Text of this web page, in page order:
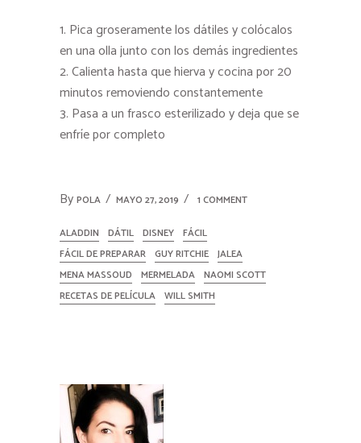
Pica groseramente los dátiles y colócalos
en una olla junto con los demás ingredientes
Calienta hasta que hierva y cocina por 20
minutos removiendo constantemente
Pasa a un frasco esterilizado y deja que se
enfríe por completo
By POLA MAYO 27, 2019 1 COMMENT
ALADDIN DÁTIL DISNEY FÁCIL
FÁCIL DE PREPARAR GUY RITCHIE JALEA
MENA MASSOUD
MERMELADA NAOMI SCOTT
RECETAS DE PELÍCULA WILL SMITH